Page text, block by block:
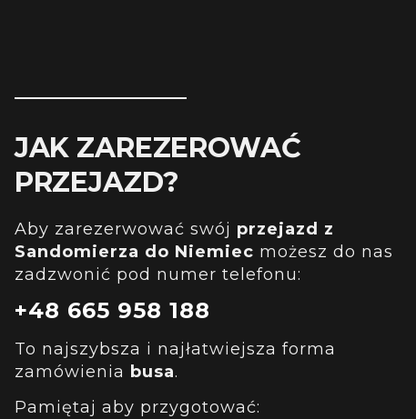
JAK ZAREZEROWAĆ
PRZEJAZD?
Aby zarezerwować swój przejazd z
Sandomierza do Niemiec możesz do nas
zadzwonić pod numer telefonu:
+48 665 958 188
To najszybsza i najłatwiejsza forma
zamówienia busa.
Pamiętaj aby przygotować: